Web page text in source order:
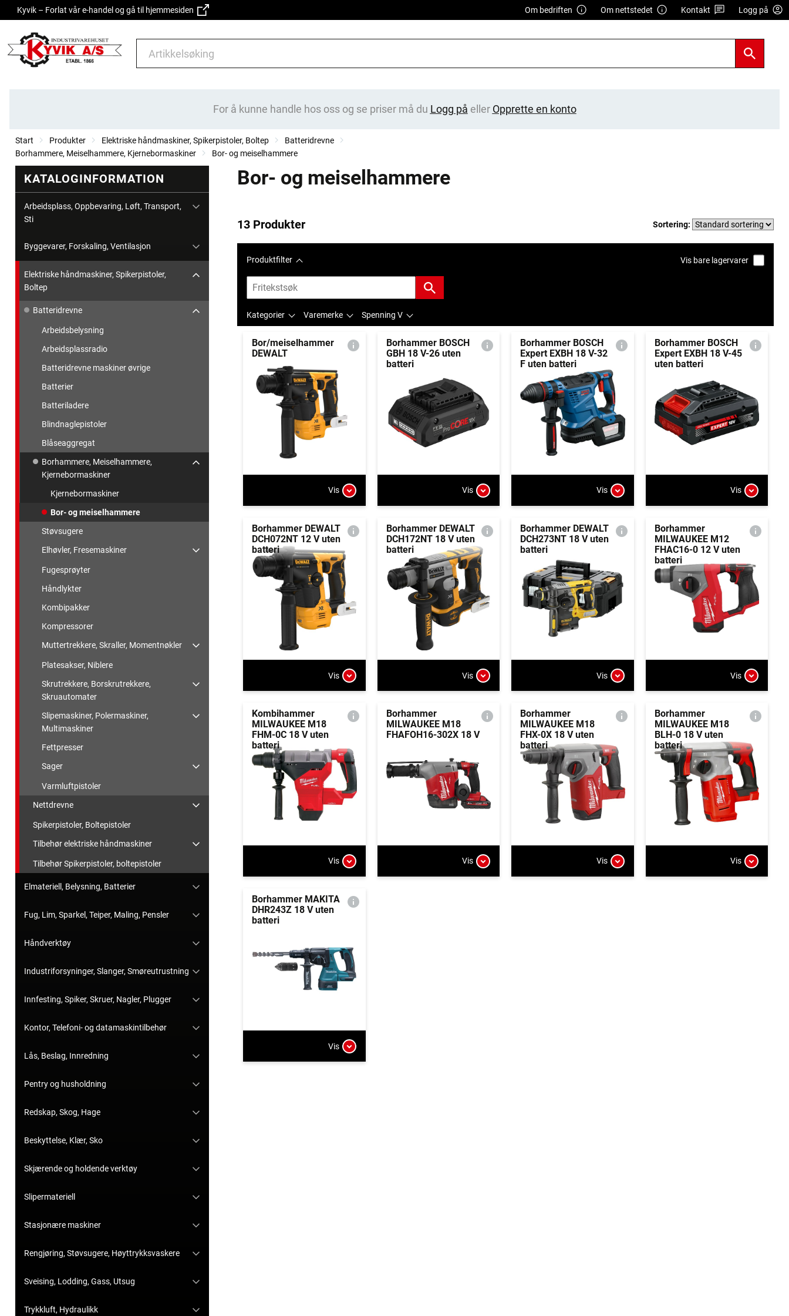
Kyvik – Forlat vår e-handel og gå til hjemmesiden Om bedriften Om nettstedet Kontakt Logg på
For å kunne handle hos oss og se priser må du Logg på eller Opprette en konto
Start Produkter Elektriske håndmaskiner, Spikerpistoler, Boltep
Batteridrevne
Borhammere, Meiselhammere, Kjernebormaskiner
Bor- og meiselhammere
KATALOGINFORMATION
Arbeidsplass, Oppbevaring, Løft, Transport,
Sti
Byggevarer, Forskaling, Ventilasjon
Elektriske håndmaskiner, Spikerpistoler,
Boltep
Batteridrevne
Arbeidsbelysning
Arbeidsplassradio
Batteridrevne maskiner øvrige
Batterier
Batteriladere
Blindnaglepistoler
Blåseaggregat
Borhammere, Meiselhammere,
Kjernebormaskiner
Kjernebormaskiner
Bor- og meiselhammere
Støvsugere
Elhøvler, Fresemaskiner
Fugesprøyter
Håndlykter
Kombipakker
Kompressorer
Muttertrekkere, Skraller, Momentnøkler
Platesakser, Niblere
Skrutrekkere, Borskrutrekkere,
Skruautomater
Slipemaskiner, Polermaskiner,
Multimaskiner
Fettpresser
Sager
Varmluftpistoler
Nettdrevne
Spikerpistoler, Boltepistoler
Tilbehør elektriske håndmaskiner
Tilbehør Spikerpistoler, boltepistoler
Elmateriell, Belysning, Batterier
Fug, Lim, Sparkel, Teiper, Maling, Pensler
Håndverktøy
Industriforsyninger, Slanger, Smøreutrustning
Innfesting, Spiker, Skruer, Nagler, Plugger
Kontor, Telefoni- og datamaskintilbehør
Lås, Beslag, Innredning
Pentry og husholdning
Redskap, Skog, Hage
Beskyttelse, Klær, Sko
Skjærende og holdende verktøy
Slipermateriell
Stasjonære maskiner
Rengjøring, Støvsugere, Høyttrykksvaskere
Sveising, Lodding, Gass, Utsug
Trykkluft, Hydraulikk
Bor- og meiselhammere
13 Produkter Sortering:
Produktfilter Vis bare lagervarer
Kategorier Varemerke Spenning V
Bor/meiselhammer
DEWALT
Vis
Borhammer BOSCH
GBH 18 V-26 uten
batteri
Vis
Borhammer BOSCH
Expert EXBH 18 V-32
F uten batteri
Vis
Borhammer BOSCH
Expert EXBH 18 V-45
uten batteri
Vis
Borhammer DEWALT
DCH072NT 12 V uten
batteri
Vis
Borhammer DEWALT
DCH172NT 18 V uten
batteri
Vis
Borhammer DEWALT
DCH273NT 18 V uten
batteri
Vis
Borhammer
MILWAUKEE M12
FHAC16-0 12 V uten
batteri
Vis
Kombihammer
MILWAUKEE M18
FHM-0C 18 V uten
batteri
Vis
Borhammer
MILWAUKEE M18
FHAFOH16-302X 18 V
Vis
Borhammer
MILWAUKEE M18
FHX-0X 18 V uten
batteri
Vis
Borhammer
MILWAUKEE M18
BLH-0 18 V uten
batteri
Vis
Borhammer MAKITA
DHR243Z 18 V uten
batteri
Vis